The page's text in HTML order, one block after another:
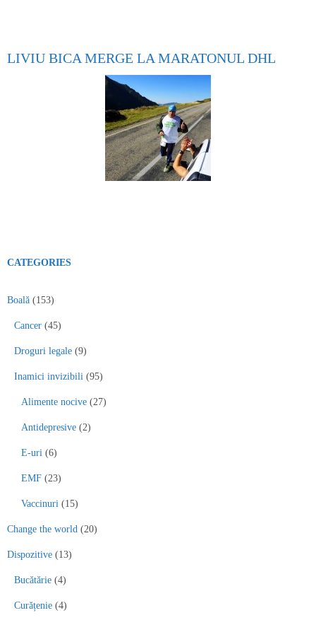
LIVIU BICA MERGE LA MARATONUL DHL
CATEGORIES
Boală (153)
Cancer (45)
Droguri legale (9)
Inamici invizibili (95)
Alimente nocive (27)
Antidepresive (2)
E-uri (6)
EMF (23)
Vaccinuri (15)
Change the world (20)
Dispozitive (13)
Bucătărie (4)
Curățenie (4)